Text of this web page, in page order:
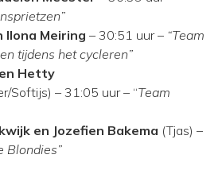
Ilona Meiring – 30:51 uur – “Team
tijdens het cycleren”
Hetty
Softijs) – 31:05 uur – “Team
en Jozefien Bakema (Tjas) –
Blondies”